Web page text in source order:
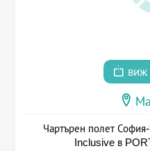
виж
Чартърен полет
Inclusive в